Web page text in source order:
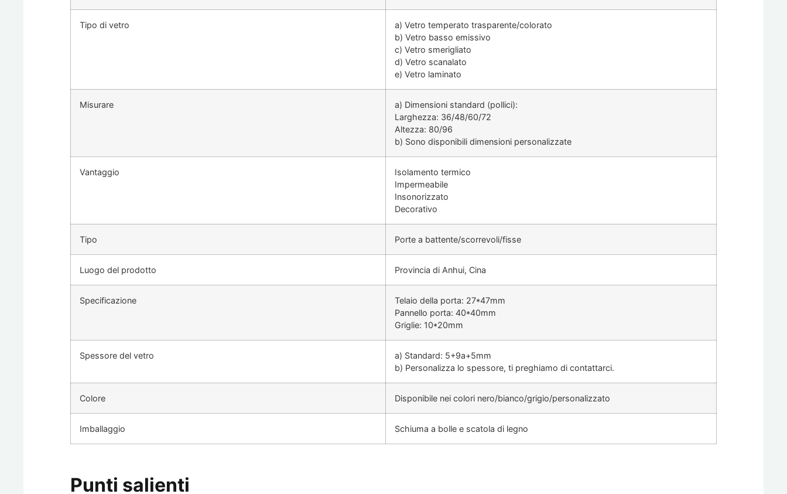
Tipo di vetro
a) Vetro temperato trasparente/colorato
b) Vetro basso emissivo
c) Vetro smerigliato
d) Vetro scanalato
e) Vetro laminato
Misurare
a) Dimensioni standard (pollici):
Larghezza: 36/48/60/72
Altezza: 80/96
b) Sono disponibili dimensioni personalizzate
Vantaggio
Isolamento termico
Impermeabile
Insonorizzato
Decorativo
Tipo Porte a battente/scorrevoli/fisse
Luogo del prodotto Provincia di Anhui, Cina
Specificazione
Telaio della porta: 27*47mm
Pannello porta: 40*40mm
Griglie: 10*20mm
Spessore del vetro
a) Standard: 5+9a+5mm
b) Personalizza lo spessore, ti preghiamo di contattarci.
Colore Disponibile nei colori nero/bianco/grigio/personalizzato
Imballaggio Schiuma a bolle e scatola di legno
Punti salienti